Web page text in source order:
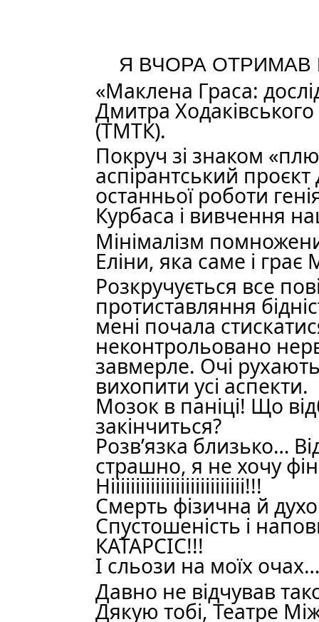
Я ВЧОРА ОТРИМАВ
«Маклена Граса:
Дмитра
(ТМТК).
Покруч зі знаком
аспірантський
останньої роботи
Курбаса і вивчення
Мінімалізм
Еліни, яка саме і
Розкручується все
протиставляння
мені почала
неконтрольовано
завмерле. Очі
вихопити усі аспекти.
Мозок в паніці! Що
закінчиться?
Розв’язка близько…
страшно, я не хочу
Нііііііііііііііііііііііііііі!!!
Смерть фізична й
Спустошеність і
КАТАРСІС!!!
І сльози на моїх
Давно не відчував
Дякую тобі, Театре